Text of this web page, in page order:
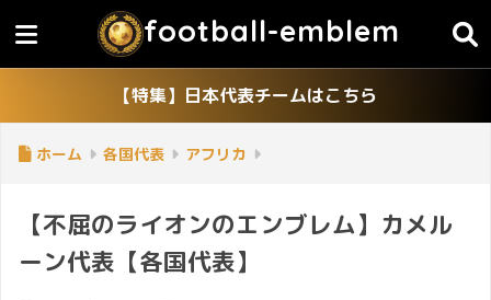
football-emblem
【特集】日本代表チームはこちら
ホーム 各国代表 アフリカ
【不屈のライオンのエンブレム】カメル
ーン代表【各国代表】